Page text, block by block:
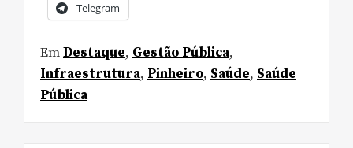
Telegram
EmDestaque, Gestão Pública,
Infraestrutura, Pinheiro, Saúde, Saúde
Pública